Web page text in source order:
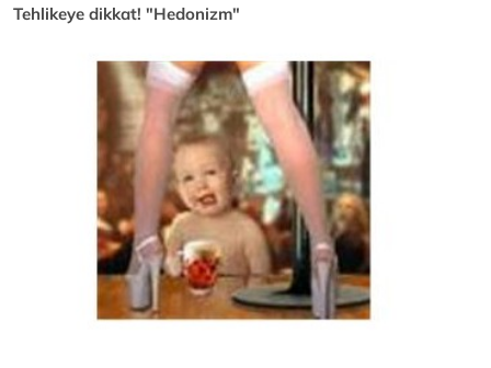
Tehlikeye dikkat! "Hedonizm"